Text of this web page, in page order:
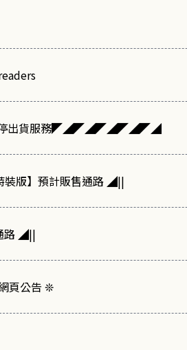
出貨服務◤◢◤◢◤◢◤◢◤◢
裝版】預計販售通路 ◢||
路 ◢||
頁公告 ❊